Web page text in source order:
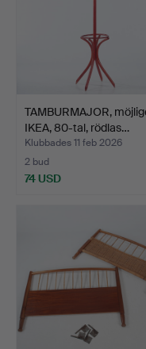
TAMBURMAJOR,
IKEA, 80-tal, rödlas…
Klubbades 11 feb 2026
2 bud
74 USD